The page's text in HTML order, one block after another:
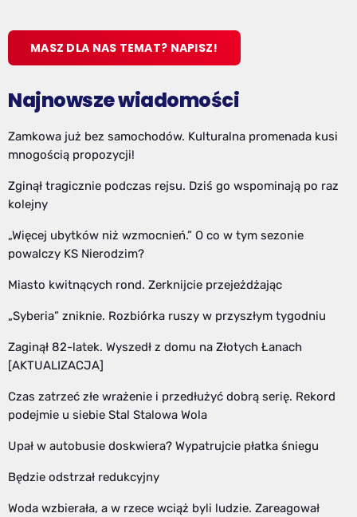
MASZ DLA NAS TEMAT? NAPISZ!
Najnowsze wiadomości
Zamkowa już bez samochodów. Kulturalna promenada kusi
mnogością propozycji!
Zginął tragicznie podczas rejsu. Dziś go wspominają po raz
kolejny
„Więcej ubytków niż wzmocnień.” O co w tym sezonie
powalczy KS Nierodzim?
Miasto kwitnących rond. Zerknijcie przejeżdżając
„Syberia” zniknie. Rozbiórka ruszy w przyszłym tygodniu
Zaginął 82-latek. Wyszedł z domu na Złotych Łanach
[AKTUALIZACJA]
Czas zatrzeć złe wrażenie i przedłużyć dobrą serię. Rekord
podejmie u siebie Stal Stalowa Wola
Upał w autobusie doskwiera? Wypatrujcie płatka śniegu
Będzie odstrzał redukcyjny
Woda wzbierała, a w rzece wciąż byli ludzie. Zareagował